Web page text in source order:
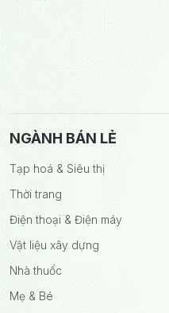
NGÀNH BÁN LẺ
Tạp hoá & Siêu thị
Thời trang
Điện thoại & Điện máy
Vật liệu xây dựng
Nhà thuốc
Mẹ & Bé